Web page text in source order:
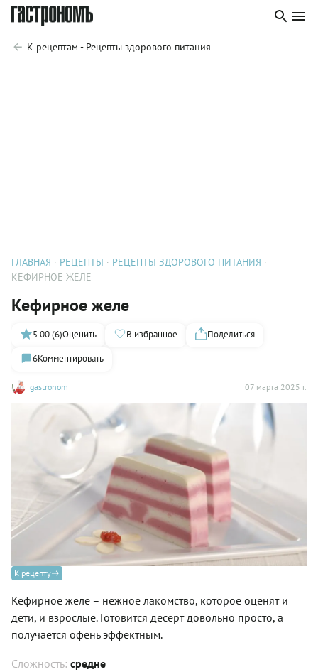
К рецептам - Рецепты здорового питания
ГЛАВНАЯ РЕЦЕПТЫ
РЕЦЕПТЫ ЗДОРОВОГО ПИТАНИЯ
КЕФИРНОЕ ЖЕЛЕ
Кефирное желе
gastronom 07 марта 2025 г.
5.00 (6)Оценить В избранное
Поделиться
6Комментировать
К рецепту
Кефирное желе – нежное лакомство, которое оценят и
дети, и взрослые. Готовится десерт довольно просто, а
получается офень эффектным.
Сложность: средне